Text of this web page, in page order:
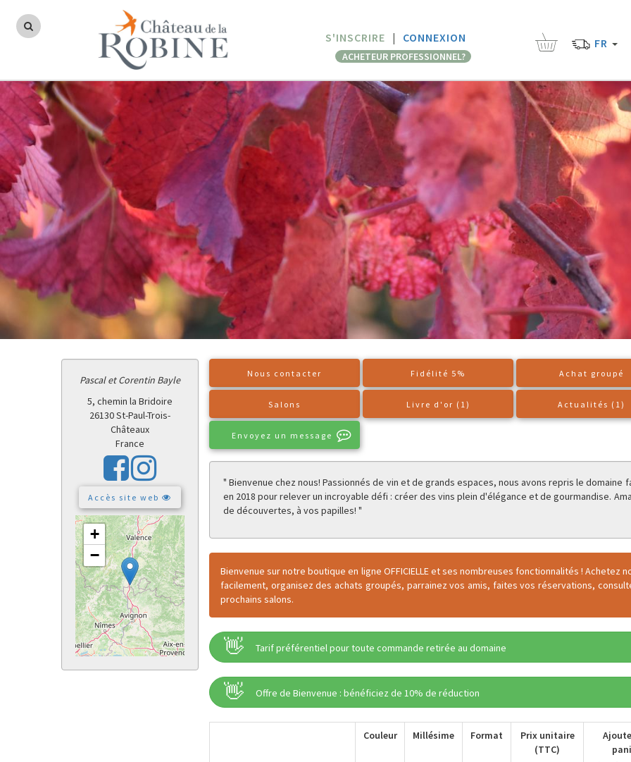
S'INSCRIRE | CONNEXION
ACHETEUR PROFESSIONNEL?
FR
Pascal et Corentin Bayle
5, chemin la Bridoire
26130 St-Paul-Trois-
Châteaux
France
Accès site web
+
−
Nous contacter Fidélité 5% Achat groupé
Salons Livre d'or (1) Actualités (1)
Envoyez un message
" Bienvenue chez nous! Passionnés de vin et de grands espaces, nous avons repris le domaine
en 2018 pour relever un incroyable défi : créer des vins plein d'élégance et de gourmandise.
de découvertes, à vos papilles! "
Bienvenue sur notre boutique en ligne OFFICIELLE et ses nombreuses fonctionnalités ! Achetez
facilement, organisez des achats groupés, parrainez vos amis, faites vos réservations,
prochains salons.
👋 Tarif préférentiel pour toute commande retirée au domaine
👋 Offre de Bienvenue : bénéficiez de 10% de réduction
Couleur Millésime Format
Prix unitaire
(TTC)